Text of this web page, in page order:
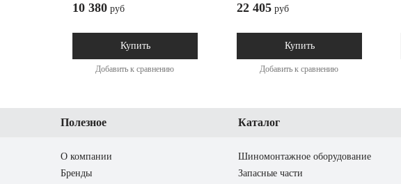
10 380 руб
Купить
Добавить к сравнению
22 405 руб
Купить
Добавить к сравнению
Полезное Каталог
О компании
Бренды
Шиномонтажное оборудование
Запасные части